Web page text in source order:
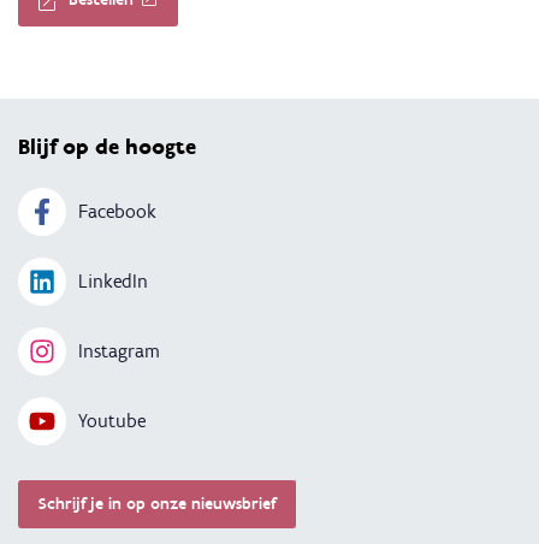
Blijf op de hoogte
Facebook
LinkedIn
Instagram
Youtube
Schrijf je in op onze nieuwsbrief